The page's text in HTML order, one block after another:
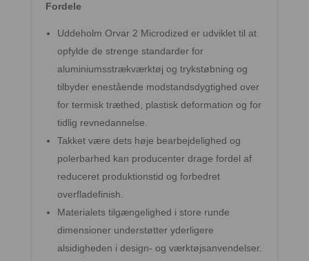
Fordele
Uddeholm Orvar 2 Microdized er udviklet til at
opfylde de strenge standarder for
aluminiumsstrækværktøj og trykstøbning og
tilbyder enestående modstandsdygtighed over
for termisk træthed, plastisk deformation og for
tidlig revnedannelse.
Takket være dets høje bearbejdelighed og
polerbarhed kan producenter drage fordel af
reduceret produktionstid og forbedret
overfladefinish.
Materialets tilgængelighed i store runde
dimensioner understøtter yderligere
alsidigheden i design- og værktøjsanvendelser.